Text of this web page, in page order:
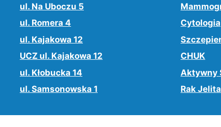
ul. Na Uboczu 5
ul. Romera 4
ul. Kajakowa 12
UCZ ul. Kajakowa 12
ul. Kłobucka 14
ul. Samsonowska 1
Cytologia
CHUK
Aktywny
Rak Jelita